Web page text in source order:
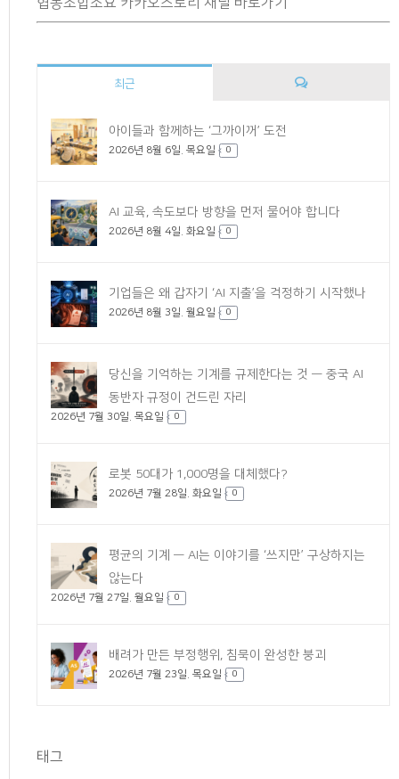
최근
아이들과 함께하는 ‘그까이꺼’ 도전
2026년 8월 6일. 목요일 0
AI 교육, 속도보다 방향을 먼저 물어야 합니다
2026년 8월 4일. 화요일 0
기업들은 왜 갑자기 ‘AI 지출’을 걱정하기 시작했나
2026년 8월 3일. 월요일 0
당신을 기억하는 기계를 규제한다는 것 — 중국 AI
동반자 규정이 건드린 자리
2026년 7월 30일. 목요일 0
로봇 50대가 1,000명을 대체했다?
2026년 7월 28일. 화요일 0
평균의 기계 — AI는 이야기를 ‘쓰지만’ 구상하지는
않는다
2026년 7월 27일. 월요일 0
배려가 만든 부정행위, 침묵이 완성한 붕괴
2026년 7월 23일. 목요일 0
태그